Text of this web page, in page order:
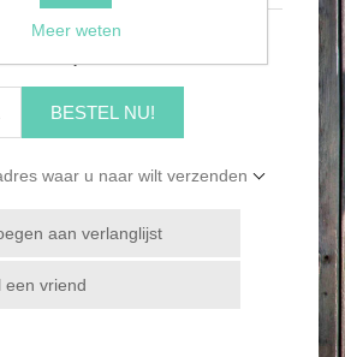
BESTEL NU!
waar u naar wilt verzenden
aan verlanglijst
een vriend
Meer weten